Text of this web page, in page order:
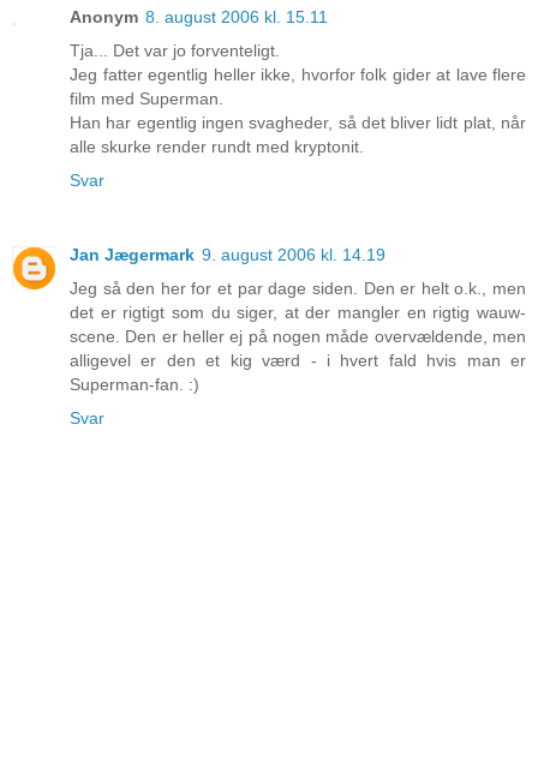
Anonym 8. august 2006 kl. 15.11
Tja... Det var jo forventeligt.
Jeg fatter egentlig heller ikke, hvorfor folk gider at lave flere
film med Superman.
Han har egentlig ingen svagheder, så det bliver lidt plat, når
alle skurke render rundt med kryptonit.
Svar
Jan Jægermark 9. august 2006 kl. 14.19
Jeg så den her for et par dage siden. Den er helt o.k., men
det er rigtigt som du siger, at der mangler en rigtig wauw-
scene. Den er heller ej på nogen måde overvældende, men
alligevel er den et kig værd - i hvert fald hvis man er
Superman-fan. :)
Svar